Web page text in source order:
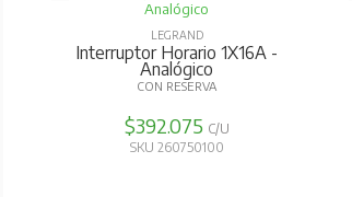
LEGRAND
Interruptor Horario 1X16A -
Analógico
CON RESERVA
$392.075 C/U
SKU 260750100